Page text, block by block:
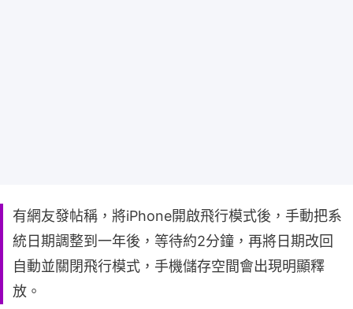
有網友發帖稱，將iPhone開啟飛行模式後，手動把系
統日期調整到一年後，等待約2分鐘，再將日期改回
自動並關閉飛行模式，手機儲存空間會出現明顯釋
放。